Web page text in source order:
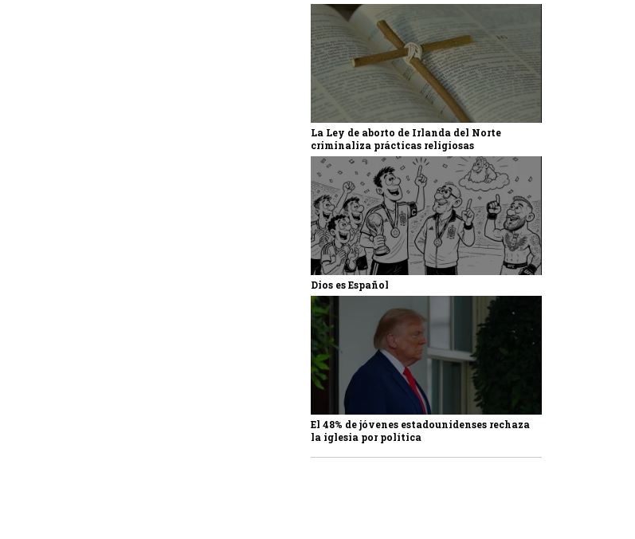
La Ley de aborto de Irlanda del Norte
criminaliza prácticas religiosas
Dios es Español
El 48% de jóvenes estadounidenses rechaza
la iglesia por política